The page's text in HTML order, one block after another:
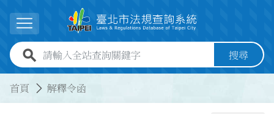
展開選單
全站查詢關鍵字欄位 搜尋
首頁 解釋令函